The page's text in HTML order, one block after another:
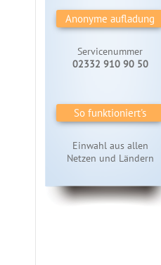
Anonyme aufladung
Servicenummer
02332 910 90 50
So funktioniert's
Einwahl aus allen
Netzen und Ländern